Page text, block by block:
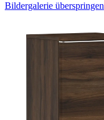
Bildergalerie überspringen